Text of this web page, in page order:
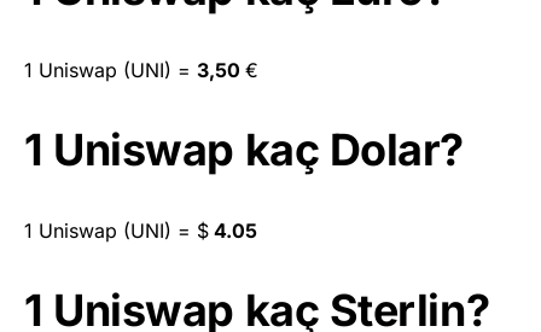
1 Uniswap (UNI) = 3,50 €
1 Uniswap kaç Dolar?
1 Uniswap (UNI) = $ 4.05
1 Uniswap kaç Sterlin?